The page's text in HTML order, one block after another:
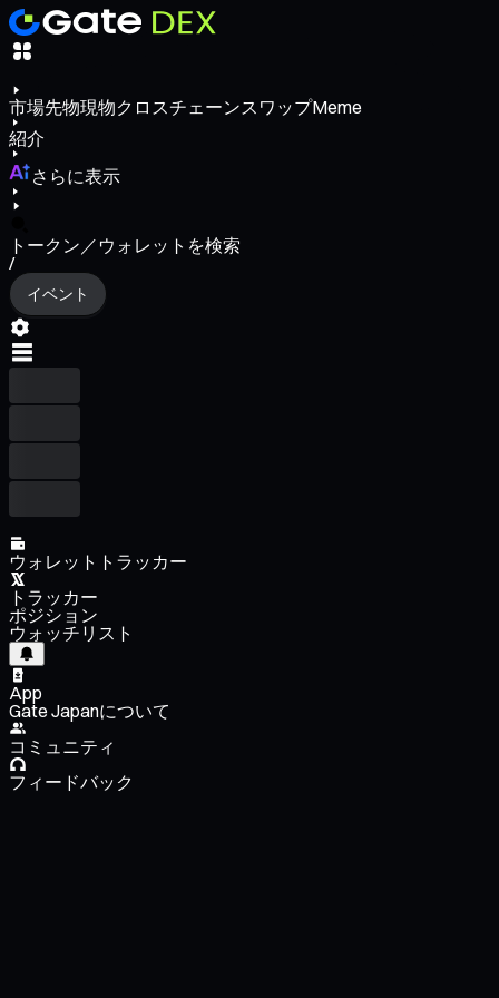
市場先物現物クロスチェーンスワップMeme
紹介
さらに表示
トークン／ウォレットを検索
/
イベント
ウォレットトラッカー
トラッカー
ポジション
ウォッチリスト
App
Gate Japanについて
コミュニティ
フィードバック